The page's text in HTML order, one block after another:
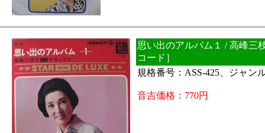
思い出のアルバム１ / 高峰三
コード］
規格番号：ASS-425、ジャン
音吉価格：770円